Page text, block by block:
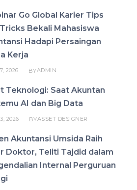
Go Global Karier Tips
Bekali Mahasiswa
Hadapi Persaingan
Kerja
2026 BYADMIN
Teknologi: Saat Akuntan
AI dan Big Data
2026 BYASSET DESIGNER
Akuntansi Umsida Raih
Doktor, Teliti Tajdid dalam
Internal Perguruan